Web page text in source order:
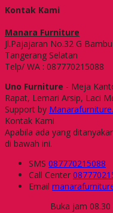
Kontak Kami
Manara Furniture
Jl.Pajajaran No.32 G
Tangerang Selatan
Telp/ WA : 087770215088
Uno Furniture - Meja
Rapat, Lemari Arsip, Laci
Support by
Kontak Kami
Apabila ada yang
di bawah ini.
SMS 087770215088
Call Center
Email
Buka jam